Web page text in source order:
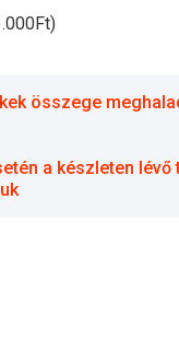
összege
a készleten lévő